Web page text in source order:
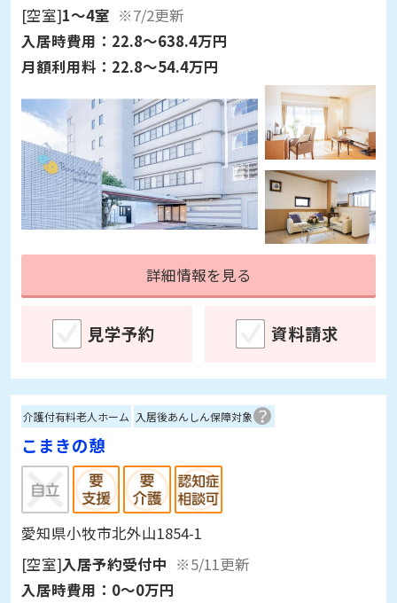
[空室]1～4室 ※7/2更新
入居時費用： 22.8～638.4万円
月額利用料： 22.8～54.4万円
詳細情報を見る
見学予約 資料請求
介護付有料老人ホーム 入居後あんしん保障対象
こまきの憩
愛知県小牧市北外山1854-1
[空室]入居予約受付中 ※5/11更新
入居時費用： 0～0万円